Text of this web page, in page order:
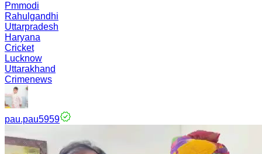
Pmmodi
Rahulgandhi
Uttarpradesh
Haryana
Cricket
Lucknow
Uttarakhand
Crimenews
pau.pau5959